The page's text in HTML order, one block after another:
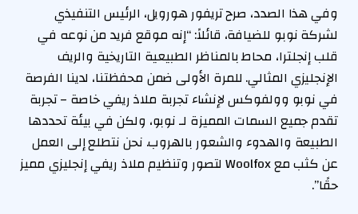
وفي هذا الصدد، صرح تريفور هورويل، الرئيس التنفيذي
لشركة نوبو للضيافة، قائلاً: “إنه موقع فريد من نوعه في
قلب إنجلترا، محاط بالمناظر الطبيعية التاريخية والريف
الإنجليزي المثالي. للمرة الأولى ضمن محفظتنا، لدينا الفرصة
في نوبو وولفوكس لإنشاء تجربة ملاذ ريفي خاصة – تجربة
تقدم جميع السمات المميزة لـ نوبو، ولكن في بيئة تحددها
الطبيعة والهدوء والشعور بالهروب. نحن نتطلع إلى العمل
عن كثب مع Woolfox لتصور وتنظيم ملاذ ريفي إنجليزي مميز
حقًا”.